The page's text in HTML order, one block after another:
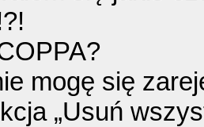
mogę się
„Usuń